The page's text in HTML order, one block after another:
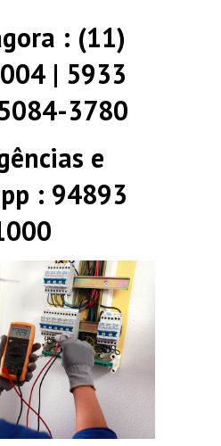
: (11)
| 5933
3780
e
: 94893